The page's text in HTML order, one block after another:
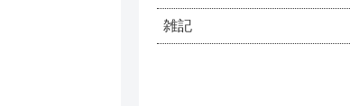
雑記